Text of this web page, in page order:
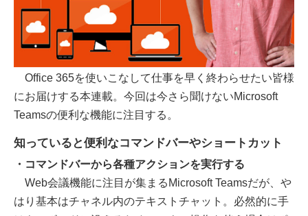
Office 365を使いこなして仕事を早く終わらせたい皆様
にお届けする本連載。今回は今さら聞けないMicrosoft
Teamsの便利な機能に注目する。
知っていると便利なコマンドバーやショートカット
・コマンドバーから各種アクションを実行する
Web会議機能に注目が集まるMicrosoft Teamsだが、や
はり基本はチャネル内のテキストチャット。必然的に手